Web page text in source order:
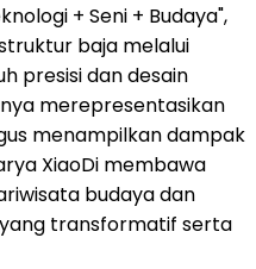
+ Seni + Budaya",
baja melalui
presisi dan desain
merepresentasikan
menampilkan dampak
XiaoDi membawa
budaya dan
transformatif serta